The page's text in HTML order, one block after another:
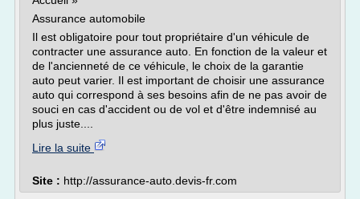
Assurance automobile
Il est obligatoire pour tout propriétaire d'un véhicule de
contracter une assurance auto. En fonction de la valeur et
de l'ancienneté de ce véhicule, le choix de la garantie
auto peut varier. Il est important de choisir une assurance
auto qui correspond à ses besoins afin de ne pas avoir de
souci en cas d'accident ou de vol et d'être indemnisé au
plus juste....
Lire la suite
Site : http://assurance-auto.devis-fr.com